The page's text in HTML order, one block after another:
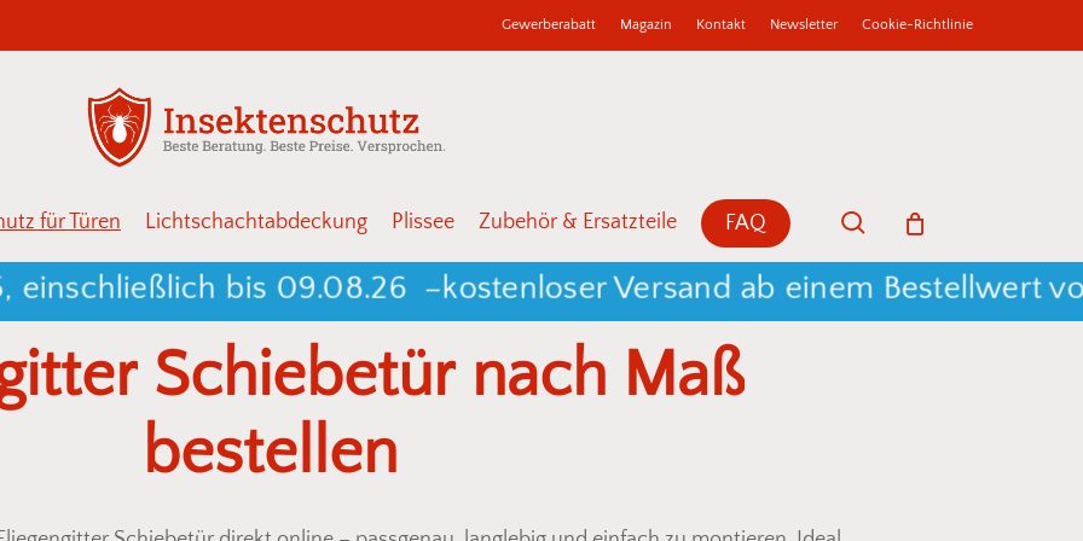
Gewerberabatt Magazin Kontakt Newsletter Cookie-Richtlinie
für Türen Lichtschachtabdeckung Plissee Zubehör & Ersatzteile FAQ search
Warenkorb
Close
bis 09.08.26 –kostenloser Versand ab einem Bestellwert von
Schiebetür nach Maß
bestellen